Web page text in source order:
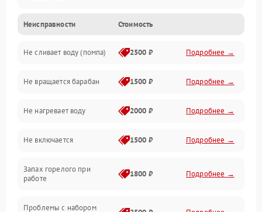
Электропитание
Водоснабжение
Слив
Программное обеспечение
Неисправности Стоимость
Не сливает воду (помпа) 2500 ₽ Подробнее →
Не вращается барабан 1500 ₽ Подробнее →
Не нагревает воду 2000 ₽ Подробнее →
Не включается 1500 ₽ Подробнее →
Запах горелого при
работе
1800 ₽ Подробнее →
Проблемы с набором